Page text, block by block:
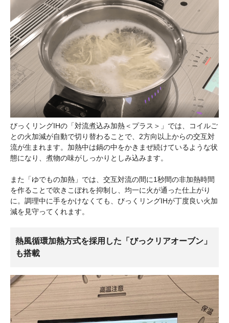
びっくリングIHの「対流煮込み加熱＜プラス＞」では、コイルご
との火加減が自動で切り替わることで、2方向以上からの交互対
流が生まれます。加熱中は鍋の中をかきまぜ続けているような状
態になり、煮物の味がしっかりとしみ込みます。
また「ゆでもの加熱」では、交互対流の間に1秒間の非加熱時間
を作ることで吹きこぼれを抑制し、均一に火が通った仕上がり
に。調理中に手をかけなくても、びっくリングIHが丁度良い火加
減を見守ってくれます。
熱風循環加熱方式を採用した「びっクリアオーブン」
も搭載